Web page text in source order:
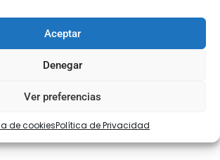
Aceptar
Denegar
Ver preferencias
de cookiesPolítica de Privacidad